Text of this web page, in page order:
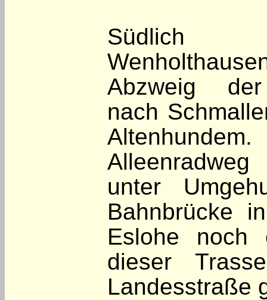
Abzweig
nach
unter
Bahnbrücke
Eslohe noch
dieser
Landesstraße